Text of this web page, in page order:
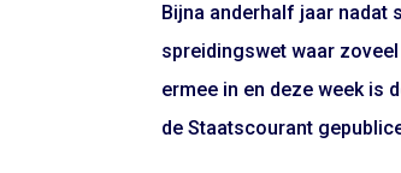
Bijna anderhalf jaar nadat
spreidingswet waar
ermee in en deze week is
de Staatscourant